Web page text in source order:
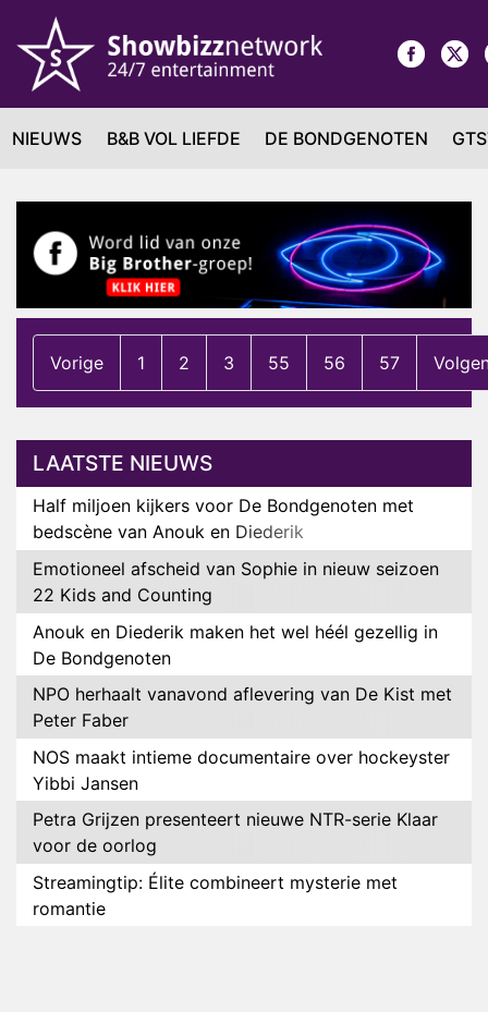
NIEUWS B&B VOL LIEFDE DE BONDGENOTEN
Vorige 1 2 3 55 56 57
LAATSTE NIEUWS
Half miljoen kijkers voor De Bondgenoten met
bedscène van Anouk en Diederik
Emotioneel afscheid van Sophie in nieuw seizoen
22 Kids and Counting
Anouk en Diederik maken het wel héél gezellig in
De Bondgenoten
NPO herhaalt vanavond aflevering van De Kist met
Peter Faber
NOS maakt intieme documentaire over hockeyster
Yibbi Jansen
Petra Grijzen presenteert nieuwe NTR-serie Klaar
voor de oorlog
Streamingtip: Élite combineert mysterie met
romantie